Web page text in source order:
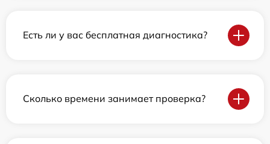
Есть ли у вас бесплатная диагностика?
Сколько времени занимает проверка?